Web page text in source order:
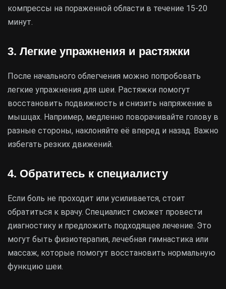
компрессы на пораженной области в течение 15-20
минут.
3. Легкие упражнения и растяжки
После начального облегчения можно попробовать
легкие упражнения для шеи. Растяжки помогут
восстановить подвижность и снизить напряжение в
мышцах. Например, медленно поворачивайте голову в
разные стороны, наклоняйте её вперед и назад. Важно
избегать резких движений.
4. Обратитесь к специалисту
Если боль не проходит или усиливается, стоит
обратиться к врачу. Специалист сможет провести
диагностику и предложить подходящее лечение. Это
могут быть физиотерапия, лечебная гимнастика или
массаж, которые помогут восстановить нормальную
функцию шеи.